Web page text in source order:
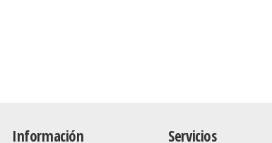
Información Servicios